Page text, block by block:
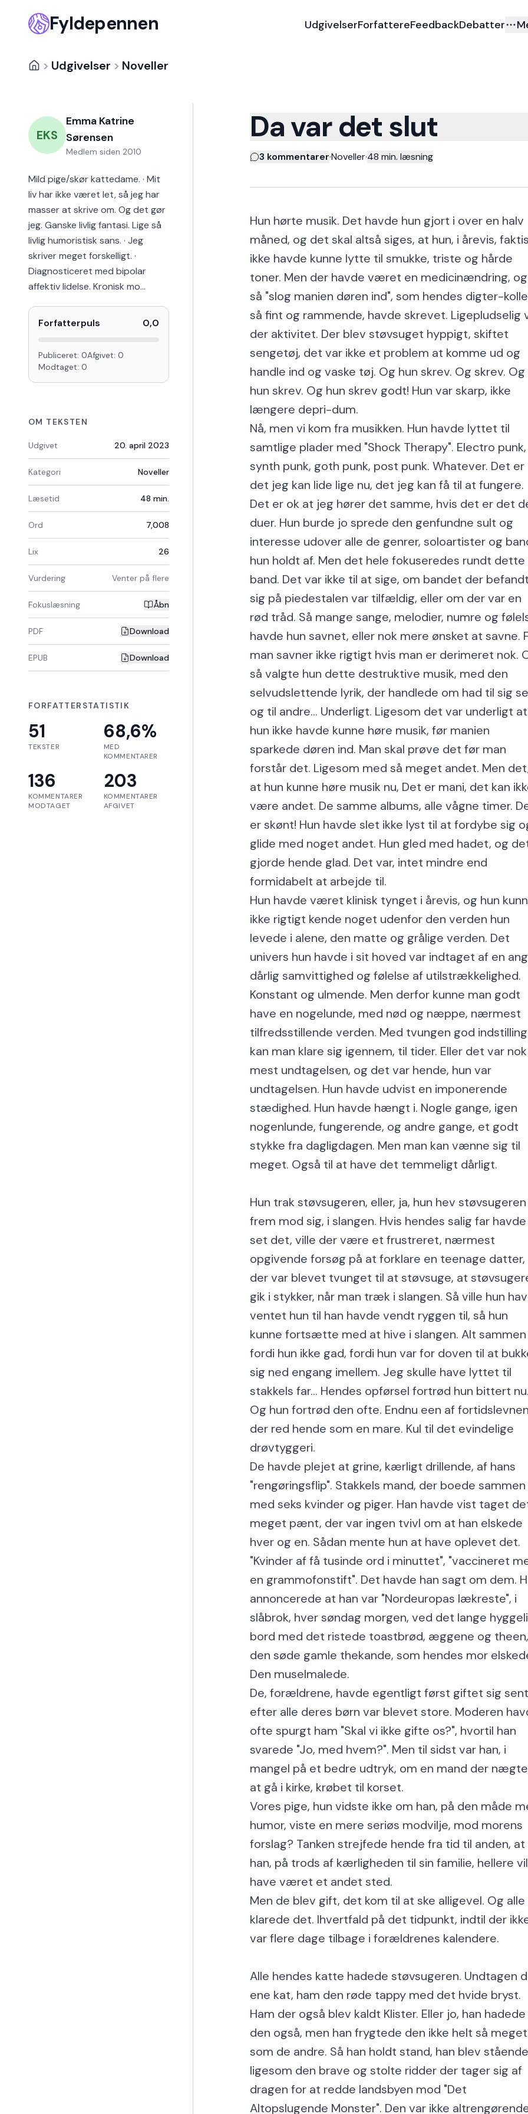
Fyldepennen UdgivelserForfattereFeedbackDebatter
> Udgivelser > Noveller
EKS
Emma Katrine
Sørensen
Medlem siden 2010
Mild pige/skør kattedame. · Mit
liv har ikke været let, så jeg har
masser at skrive om. Og det gør
jeg. Ganske livlig fantasi. Lige så
livlig humoristisk sans. · Jeg
skriver meget forskelligt. ·
Diagnosticeret med bipolar
affektiv lidelse. Kronisk mo…
Forfatterpuls 0,0
Publiceret: 0Afgivet: 0
Modtaget: 0
OM TEKSTEN
Udgivet 20. april 2023
Kategori Noveller
Læsetid 48 min.
Ord 7,008
Lix 26
Vurdering Venter på flere
Fokuslæsning Åbn
PDF Download
EPUB Download
FORFATTERSTATISTIK
51
TEKSTER
68,6%
MED
KOMMENTARER
136
KOMMENTARER
MODTAGET
203
KOMMENTARER
AFGIVET
Da var det slut
3 kommentarer·Noveller·48 min. læsning
Hun hørte musik. Det havde hun gjort i over en halv
måned, og det skal altså siges, at hun, i årevis,
ikke havde kunne lytte til smukke, triste og hårde
toner. Men der havde været en medicinændring, og
så "slog manien døren ind", som hendes digter-
så fint og rammende, havde skrevet. Ligepludselig
der aktivitet. Der blev støvsuget hyppigt, skiftet
sengetøj, det var ikke et problem at komme ud og
handle ind og vaske tøj. Og hun skrev. Og skrev. Og
hun skrev. Og hun skrev godt! Hun var skarp, ikke
længere depri-dum.
Nå, men vi kom fra musikken. Hun havde lyttet til
samtlige plader med "Shock Therapy". Electro punk,
synth punk, goth punk, post punk. Whatever. Det er
det jeg kan lide lige nu, det jeg kan få til at fungere.
Det er ok at jeg hører det samme, hvis det er det
duer. Hun burde jo sprede den genfundne sult og
interesse udover alle de genrer, soloartister og
hun holdt af. Men det hele fokuseredes rundt dette
band. Det var ikke til at sige, om bandet der befandt
sig på piedestalen var tilfældig, eller om der var en
rød tråd. Så mange sange, melodier, numre og
havde hun savnet, eller nok mere ønsket at savne.
man savner ikke rigtigt hvis man er derimeret nok.
så valgte hun dette destruktive musik, med den
selvudslettende lyrik, der handlede om had til sig
og til andre... Underligt. Ligesom det var underligt at
hun ikke havde kunne høre musik, før manien
sparkede døren ind. Man skal prøve det før man
forstår det. Ligesom med så meget andet. Men
at hun kunne høre musik nu, Det er mani, det kan
være andet. De samme albums, alle vågne timer.
er skønt! Hun havde slet ikke lyst til at fordybe sig
glide med noget andet. Hun gled med hadet, og
gjorde hende glad. Det var, intet mindre end
formidabelt at arbejde til.
Hun havde været klinisk tynget i årevis, og hun
ikke rigtigt kende noget udenfor den verden hun
levede i alene, den matte og grålige verden. Det
univers hun havde i sit hoved var indtaget af en
dårlig samvittighed og følelse af utilstrækkelighed.
Konstant og ulmende. Men derfor kunne man godt
have en nogelunde, med nød og næppe, nærmest
tilfredsstillende verden. Med tvungen god indstilling
kan man klare sig igennem, til tider. Eller det var nok
mest undtagelsen, og det var hende, hun var
undtagelsen. Hun havde udvist en imponerende
stædighed. Hun havde hængt i. Nogle gange, igen
nogenlunde, fungerende, og andre gange, et godt
stykke fra dagligdagen. Men man kan vænne sig til
meget. Også til at have det temmeligt dårligt.
Hun trak støvsugeren, eller, ja, hun hev støvsugeren
frem mod sig, i slangen. Hvis hendes salig far havde
set det, ville der være et frustreret, nærmest
opgivende forsøg på at forklare en teenage datter,
der var blevet tvunget til at støvsuge, at
gik i stykker, når man træk i slangen. Så ville hun
ventet hun til han havde vendt ryggen til, så hun
kunne fortsætte med at hive i slangen. Alt sammen
fordi hun ikke gad, fordi hun var for doven til at
sig ned engang imellem. Jeg skulle have lyttet til
stakkels far... Hendes opførsel fortrød hun bittert nu.
Og hun fortrød den ofte. Endnu een af
der red hende som en mare. Kul til det evindelige
drøvtyggeri.
De havde plejet at grine, kærligt drillende, af hans
"rengøringsflip". Stakkels mand, der boede sammen
med seks kvinder og piger. Han havde vist taget
meget pænt, der var ingen tvivl om at han elskede
hver og en. Sådan mente hun at have oplevet det.
"Kvinder af få tusinde ord i minuttet", "vaccineret
en grammofonstift". Det havde han sagt om dem.
annoncerede at han var "Nordeuropas lækreste", i
slåbrok, hver søndag morgen, ved det lange
bord med det ristede toastbrød, æggene og
den søde gamle thekande, som hendes mor
Den muselmalede.
De, forældrene, havde egentligt først giftet sig
efter alle deres børn var blevet store. Moderen
ofte spurgt ham "Skal vi ikke gifte os?", hvortil han
svarede "Jo, med hvem?". Men til sidst var han, i
mangel på et bedre udtryk, om en mand der
at gå i kirke, krøbet til korset.
Vores pige, hun vidste ikke om han, på den måde
humor, viste en mere seriøs modvilje, mod morens
forslag? Tanken strejfede hende fra tid til anden, at
han, på trods af kærligheden til sin familie, hellere
have været et andet sted.
Men de blev gift, det kom til at ske alligevel. Og alle
klarede det. Ihvertfald på det tidpunkt, indtil der
var flere dage tilbage i forældrenes kalendere.
Alle hendes katte hadede støvsugeren. Undtagen
ene kat, ham den røde tappy med det hvide bryst.
Ham der også blev kaldt Klister. Eller jo, han hadede
den også, men han frygtede den ikke helt så meget
som de andre. Så han holdt stand, han blev stående
ligesom den brave og stolte ridder der tager sig af
dragen for at redde landsbyen mod "Det
Altopslugende Monster". Den var ikke